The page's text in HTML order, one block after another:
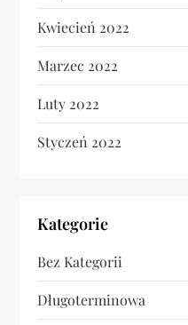
Kwiecień 2022
Marzec 2022
Luty 2022
Styczeń 2022
Kategorie
Bez Kategorii
Długoterminowa